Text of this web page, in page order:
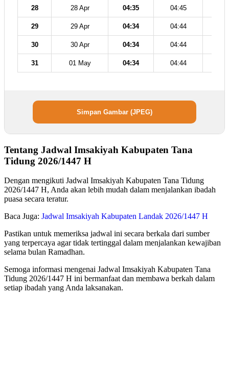
28 28 Apr 04:35 04:45
29 29 Apr 04:34 04:44
30 30 Apr 04:34 04:44
31 01 May 04:34 04:44
Simpan Gambar (JPEG)
Tentang Jadwal Imsakiyah Kabupaten Tana
Tidung 2026/1447 H
Dengan mengikuti Jadwal Imsakiyah Kabupaten Tana Tidung
2026/1447 H, Anda akan lebih mudah dalam menjalankan ibadah
puasa secara teratur.
Baca Juga: Jadwal Imsakiyah Kabupaten Landak 2026/1447 H
Pastikan untuk memeriksa jadwal ini secara berkala dari sumber
yang terpercaya agar tidak tertinggal dalam menjalankan kewajiban
selama bulan Ramadhan.
Semoga informasi mengenai Jadwal Imsakiyah Kabupaten Tana
Tidung 2026/1447 H ini bermanfaat dan membawa berkah dalam
setiap ibadah yang Anda laksanakan.